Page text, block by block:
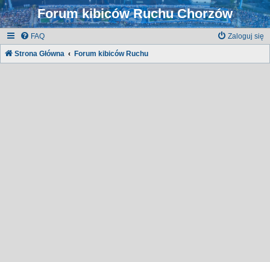
Forum kibiców Ruchu Chorzów
FAQ Zaloguj się
Strona Główna Forum kibiców Ruchu